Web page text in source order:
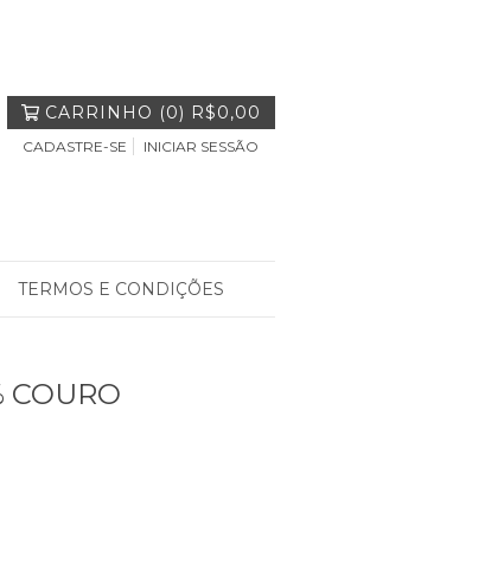
CARRINHO (0) R$0,00
CADASTRE-SE INICIAR SESSÃO
TERMOS E CONDIÇÕES
COURO